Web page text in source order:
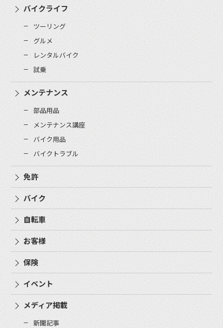
バイクライフ
ツーリング
グルメ
レンタルバイク
試乗
メンテナンス
部品用品
メンテナンス講座
バイク用品
バイクトラブル
免許
バイク
自転車
お客様
保険
イベント
メディア掲載
新聞記事